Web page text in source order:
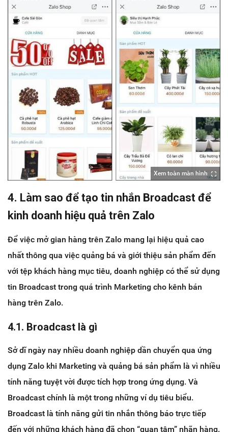
Xem toàn màn hình
4. Làm sao để tạo tin nhắn Broadcast để
kinh doanh hiệu quả trên Zalo
Để việc mở gian hàng trên Zalo mang lại hiệu quả cao
nhất thông qua việc quảng bá và giới thiệu sản phẩm đến
với tệp khách hàng mục tiêu, doanh nghiệp có thể sử dụng
tin Broadcast trong quá trình Marketing cho kênh bán
hàng trên Zalo.
4.1. Broadcast là gì
Sở dĩ ngày nay nhiều doanh nghiệp dần chuyển qua ứng
dụng Zalo khi Marketing và quảng bá sản phẩm là vì nhiều
tính năng tuyệt vời được tích hợp trong ứng dụng. Và
Broadcast chính là một trong những ví dụ tiêu biểu.
Broadcast là tính năng gửi tin nhắn thông báo trực tiếp
đến với những khách hàng đã chọn “quan tâm” nhãn hàng.